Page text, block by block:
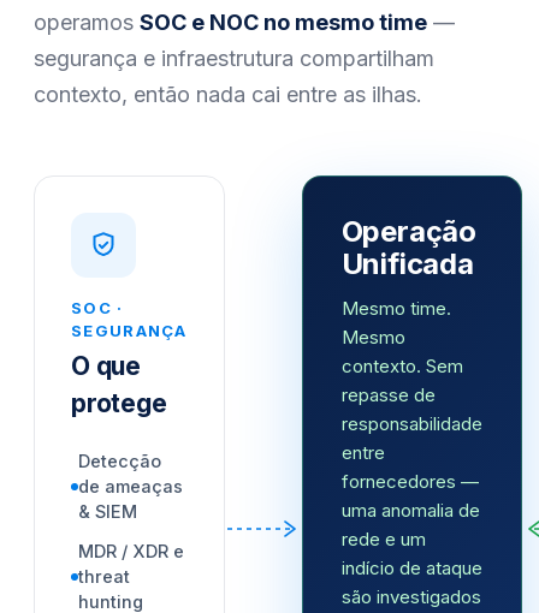
operamos SOC e NOC no mesmo time —
segurança e infraestrutura compartilham
contexto, então nada cai entre as ilhas.
SOC ·
SEGURANÇA
O que
protege
Detecção
de ameaças
& SIEM
MDR / XDR e
threat
hunting
Operação
Unificada
Mesmo time.
Mesmo
contexto. Sem
repasse de
responsabilidade
entre
fornecedores —
uma anomalia de
rede e um
indício de ataque
são investigados